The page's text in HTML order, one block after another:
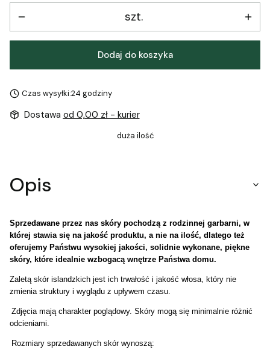
szt.
Dodaj do koszyka
Czas wysyłki:24 godziny
Dostawa od 0,00 zł - kurier
duża ilość
Opis
Sprzedawane przez nas skóry pochodzą z rodzinnej garbarni, w
której stawia się na jakość produktu, a nie na ilość, dlatego też
oferujemy Państwu wysokiej jakości, solidnie wykonane, piękne
skóry, które idealnie wzbogacą wnętrze Państwa domu.
Zaletą skór islandzkich jest ich trwałość i jakość włosa, który nie
zmienia struktury i wyglądu z upływem czasu.
Zdjęcia mają charakter poglądowy. Skóry mogą się minimalnie różnić
odcieniami.
Rozmiary sprzedawanych skór wynoszą: